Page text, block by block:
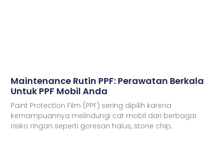
Maintenance Rutin PPF: Perawatan Berkala
Untuk PPF Mobil Anda
Paint Protection Film (PPF) sering dipilih karena
kemampuannya melindungi cat mobil dari berbagai
risiko ringan seperti goresan halus, stone chip,